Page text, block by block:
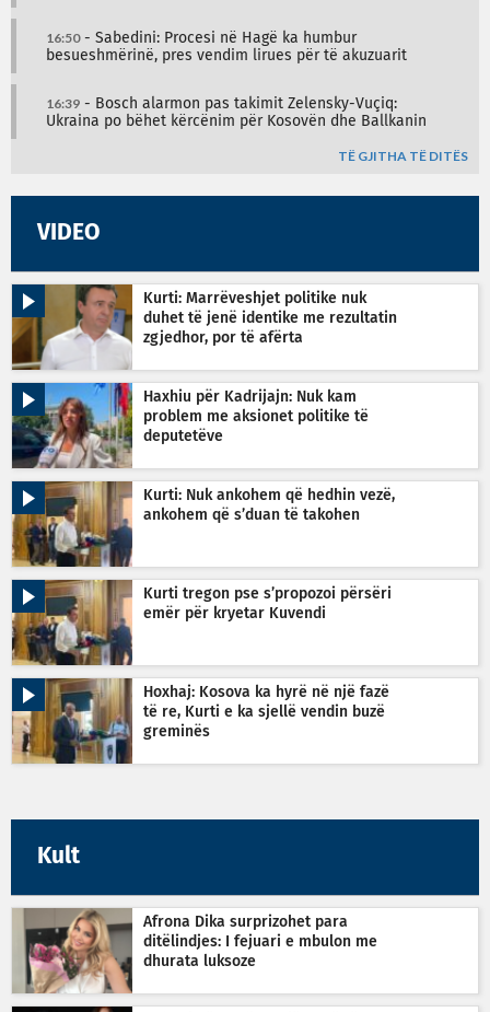
16:50- Sabedini: Procesi në Hagë ka humbur
besueshmërinë, pres vendim lirues për të akuzuarit
16:39 - Bosch alarmon pas takimit Zelensky-Vuçiq:
Ukraina po bëhet kërcënim për Kosovën dhe Ballkanin
TË GJITHA TË DITËS
VIDEO
Kurti: Marrëveshjet politike nuk
duhet të jenë identike me rezultatin
zgjedhor, por të afërta
Haxhiu për Kadrijajn: Nuk kam
problem me aksionet politike të
deputetëve
Kurti: Nuk ankohem që hedhin vezë,
ankohem që s’duan të takohen
Kurti tregon pse s’propozoi përsëri
emër për kryetar Kuvendi
Hoxhaj: Kosova ka hyrë në një fazë
të re, Kurti e ka sjellë vendin buzë
greminës
Kult
Afrona Dika surprizohet para
ditëlindjes: I fejuari e mbulon me
dhurata luksoze